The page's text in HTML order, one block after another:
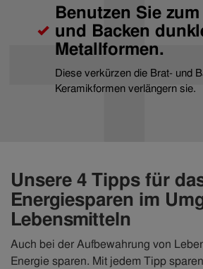
Benutzen Sie
und Backen
Metallformen.
Diese verkürzen die Brat- und
Keramikformen verlängern sie.
Unsere 4 Tipps für
Energiesparen im
Lebensmitteln
Auch bei der Aufbewahrung von
Energie sparen. Mit jedem Tipp